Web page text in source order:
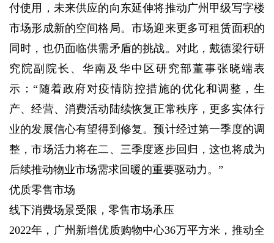
付使用，未来供应的向东延伸将推动广州甲级写字楼
市场形成新的空间格局。市场迎来更多可租赁面积的
同时，也仍面临供需矛盾的挑战。对此，戴德梁行研
究院副院长、华南及华中区研究部董事张晓端表
示：“随着政府对疫情防控措施的优化和调整，生
产、经营、消费活动陆续恢复正常秩序，更多实体行
业的发展信心有望得到修复。预计经过第一季度的调
整，市场活力将在二、三季度逐步回归，这也将成为
后续推动物业市场需求回暖的重要驱动力。”
优质零售市场
线下消费场景受限，零售市场承压
2022年，广州新增优质购物中心36万平方米，推动全